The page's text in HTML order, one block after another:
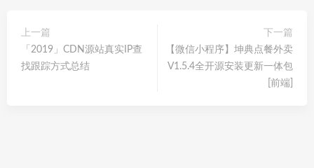
上一篇
「2019」CDN源站真实IP查
找跟踪方式总结
下一篇
【微信小程序】坤典点餐外卖
V1.5.4全开源安装更新一体包
[前端]